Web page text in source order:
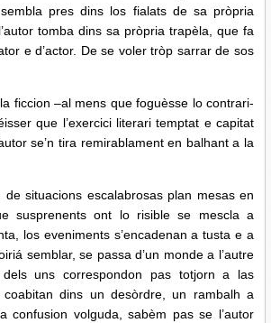
pres dins los fialats de sa pròpria
tomba dins sa pròpria trapèla, que fa
e d’actor. De se voler tròp sarrar de sos
–al mens que foguèsse lo contrari-
que l’exercici literari temptat e capitat
se’n tira remirablament en balhant a la
escalabrosas plan mesas en
susprenents ont lo risible se mescla a
los eveniments s’encadenan a tusta e a
semblar, se passa d’un monde a l’autre
uns correspondon pas totjorn a las
dins un desòrdre, un rambalh a
confusion volguda, sabèm pas se l’autor